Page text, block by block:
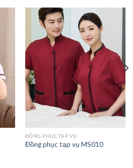
ĐỒNG PHỤC TẠP VỤ
Đồng phục tạp vụ MS010